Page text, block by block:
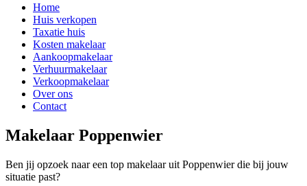
Home
Huis verkopen
Taxatie huis
Kosten makelaar
Aankoopmakelaar
Verhuurmakelaar
Verkoopmakelaar
Over ons
Contact
Makelaar Poppenwier
Ben jij opzoek naar een top makelaar uit Poppenwier die bij jouw
situatie past?